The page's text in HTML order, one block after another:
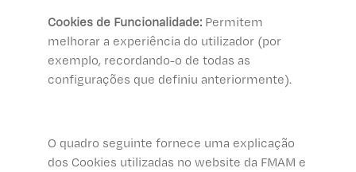
Cookies de Funcionalidade: Permitem
melhorar a experiência do utilizador (por
exemplo, recordando-o de todas as
configurações que definiu anteriormente).
O quadro seguinte fornece uma explicação
dos Cookies utilizadas no website da FMAM e